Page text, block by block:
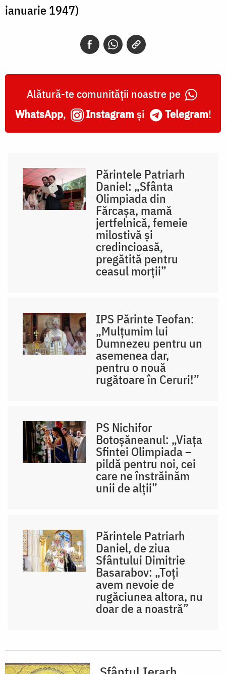
ianuarie 1947)
Alătură-te comunității noastre pe
WhatsApp, Instagram și Telegram!
Părintele Patriarh
Daniel: „Sfânta
Olimpiada din
Fărcașa, mamă
jertfelnică, femeie
milostivă și
credincioasă,
pregătită pentru
ceasul morții”
IPS Părinte Teofan:
„Mulțumim lui
Dumnezeu pentru un
asemenea dar,
pentru o nouă
rugătoare în Ceruri!”
PS Nichifor
Botoșăneanul: „Viața
Sfintei Olimpiada –
pildă pentru noi, cei
care ne înstrăinăm
unii de alții”
Părintele Patriarh
Daniel, de ziua
Sfântului Dimitrie
Basarabov: „Toți
avem nevoie de
rugăciunea altora, nu
doar de a noastră”